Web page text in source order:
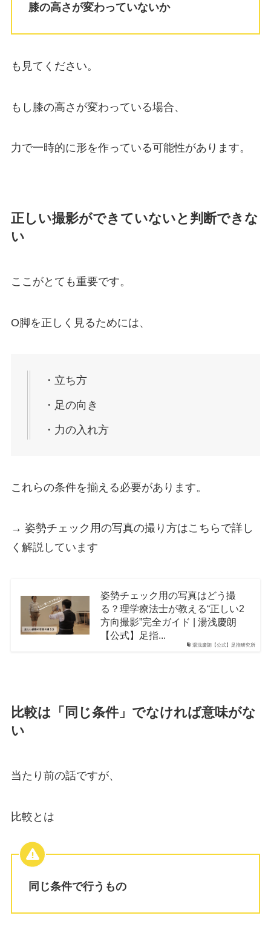
膝の高さが変わっていないか
も見てください。
もし膝の高さが変わっている場合、
力で一時的に形を作っている可能性があります。
正しい撮影ができていないと判断できな
い
ここがとても重要です。
O脚を正しく見るためには、
・立ち方
・足の向き
・力の入れ方
これらの条件を揃える必要があります。
→ 姿勢チェック用の写真の撮り方はこちらで詳し
く解説しています
湯浅慶朗【公式】足指研究所
姿勢チェック用の写真はどう撮
る？理学療法士が教える“正しい2
方向撮影”完全ガイド | 湯浅慶朗
【公式】足指...
比較は「同じ条件」でなければ意味がな
い
当たり前の話ですが、
比較とは
同じ条件で行うもの